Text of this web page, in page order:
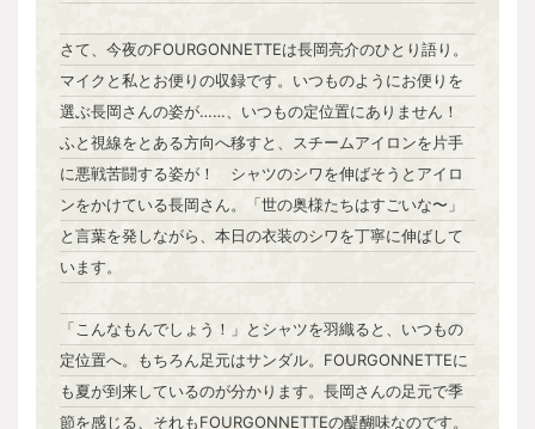
さて、今夜のFOURGONNETTEは長岡亮介のひとり語り。
マイクと私とお便りの収録です。いつものようにお便りを
選ぶ長岡さんの姿が……、いつもの定位置にありません！
ふと視線をとある方向へ移すと、スチームアイロンを片手
に悪戦苦闘する姿が！ シャツのシワを伸ばそうとアイロ
ンをかけている長岡さん。「世の奥様たちはすごいな〜」
と言葉を発しながら、本日の衣装のシワを丁寧に伸ばして
います。
「こんなもんでしょう！」とシャツを羽織ると、いつもの
定位置へ。もちろん足元はサンダル。FOURGONNETTEに
も夏が到来しているのが分かります。長岡さんの足元で季
節を感じる、それもFOURGONNETTEの醍醐味なのです。